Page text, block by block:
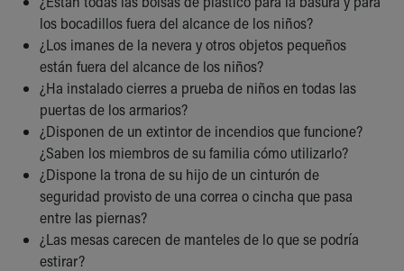
Doggie Brigade
During Your Visit
Financial Services
Rest Accommodations
Visiting
Gift Shop
Department of Public Safety
Health Info
Health Information
Healthy Info, Healthy Kids
Inside Children's Blog
KidsHealth Topics
los bocadillos fuera del alcance de los niños?
¿Los imanes de la nevera y otros objetos pequeños
están fuera del alcance de los niños?
¿Ha instalado cierres a prueba de niños en todas las
puertas de los armarios?
¿Disponen de un extintor de incendios que funcione?
¿Saben los miembros de su familia cómo utilizarlo?
¿Dispone la trona de su hijo de un cinturón de
seguridad provisto de una correa o cincha que pasa
entre las piernas?
¿Las mesas carecen de manteles de lo que se podría
estirar?